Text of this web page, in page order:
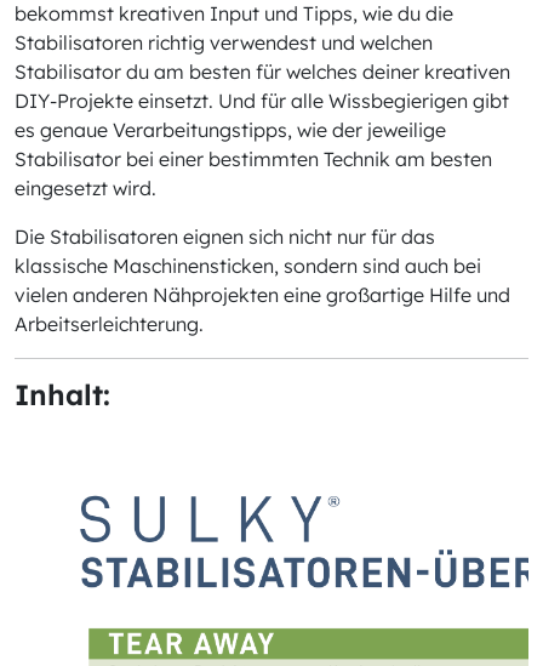
bekommst kreativen Input und Tipps, wie du die
Stabilisatoren richtig verwendest und welchen
Stabilisator du am besten für welches deiner kreativen
DIY-Projekte einsetzt. Und für alle Wissbegierigen gibt
es genaue Verarbeitungstipps, wie der jeweilige
Stabilisator bei einer bestimmten Technik am besten
eingesetzt wird.
Die Stabilisatoren eignen sich nicht nur für das
klassische Maschinensticken, sondern sind auch bei
vielen anderen Nähprojekten eine großartige Hilfe und
Arbeitserleichterung.
Inhalt: